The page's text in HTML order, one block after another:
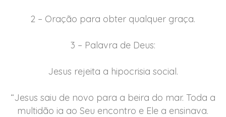
2 – Oração para obter qualquer graça.
3 – Palavra de Deus:
Jesus rejeita a hipocrisia social.
“Jesus saiu de novo para a beira do mar. Toda a
multidão ia ao Seu encontro e Ele a ensinava.